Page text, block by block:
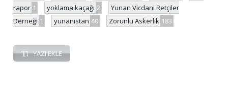
rapor 1 yoklama kaçağı 2
Yunan Vicdani Retçiler
Derneği 1 yunanistan 40 Zorunlu Askerlik 183
YAZI EKLE